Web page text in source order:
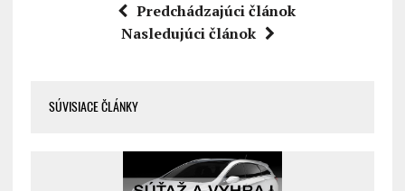
Predchádzajúci článok
Nasledujúci článok
SÚVISIACE ČLÁNKY